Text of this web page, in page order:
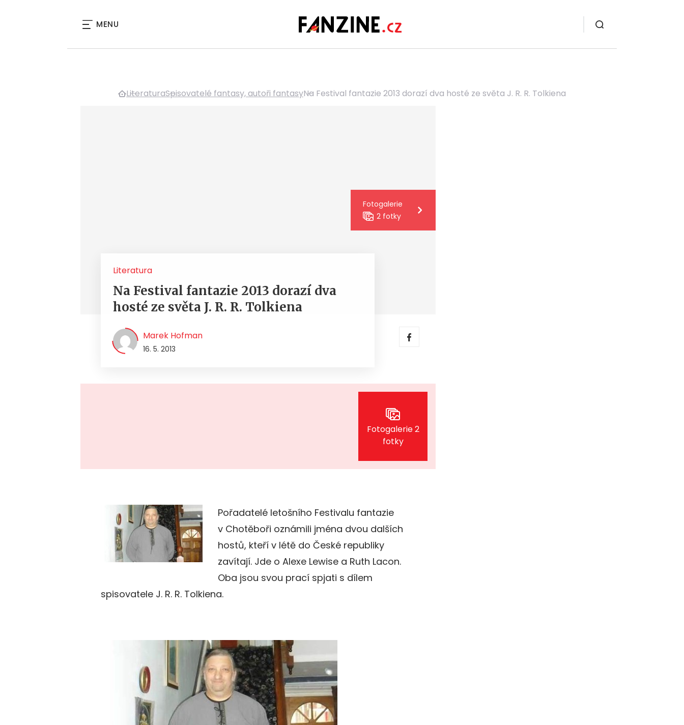
MENU
LiteraturaSpisovatelé fantasy, autoři fantasyNa Festival fantazie 2013 dorazí dva hosté ze světa J. R. R. Tolkiena
Fotogalerie
2 fotky
Literatura
Na Festival fantazie 2013 dorazí dva
hosté ze světa J. R. R. Tolkiena
Marek Hofman
16. 5. 2013
Fotogalerie 2
fotky
Pořadatelé letošního Festivalu fantazie
v Chotěboři oznámili jména dvou dalších
hostů, kteří v létě do České republiky
zavítají. Jde o Alexe Lewise a Ruth Lacon.
Oba jsou svou prací spjati s dílem
spisovatele J. R. R. Tolkiena.